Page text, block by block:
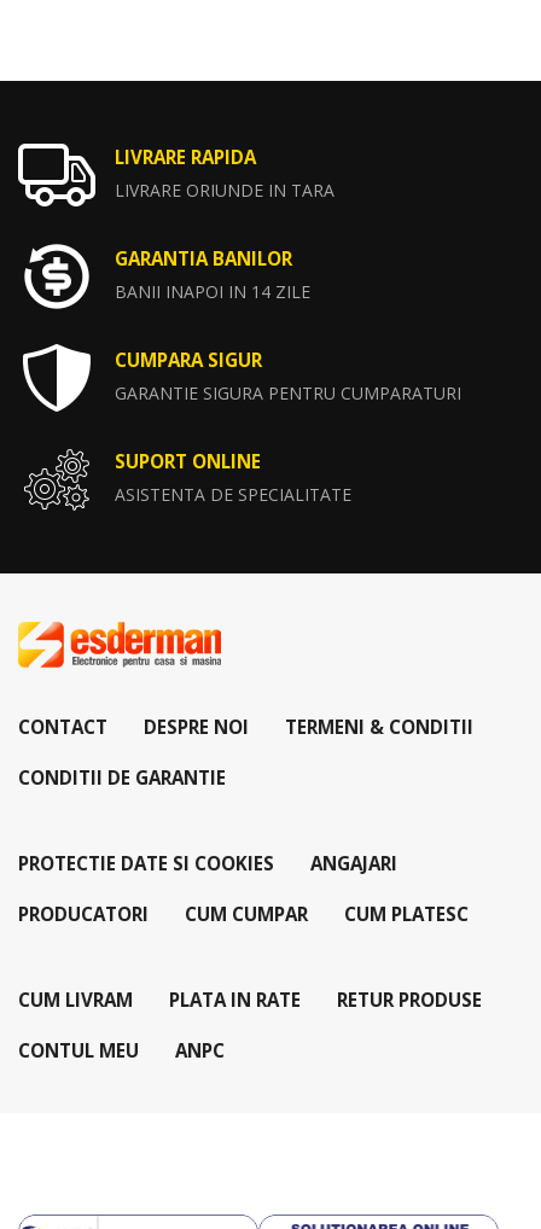
LIVRARE RAPIDA
LIVRARE ORIUNDE IN TARA
GARANTIA BANILOR
BANII INAPOI IN 14 ZILE
CUMPARA SIGUR
GARANTIE SIGURA PENTRU CUMPARATURI
SUPORT ONLINE
ASISTENTA DE SPECIALITATE
CONTACT DESPRE NOI TERMENI & CONDITII
CONDITII DE GARANTIE
PROTECTIE DATE SI COOKIES ANGAJARI
PRODUCATORI CUM CUMPAR CUM PLATESC
CUM LIVRAM PLATA IN RATE RETUR PRODUSE
CONTUL MEU ANPC